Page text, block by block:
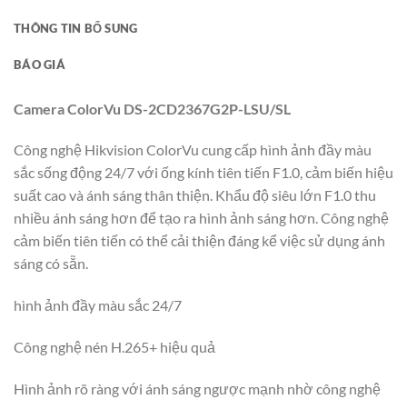
THÔNG TIN BỔ SUNG
BÁO GIÁ
Camera ColorVu DS-2CD2367G2P-LSU/SL
Công nghệ Hikvision ColorVu cung cấp hình ảnh đầy màu
sắc sống động 24/7 với ống kính tiên tiến F1.0, cảm biến hiệu
suất cao và ánh sáng thân thiện. Khẩu độ siêu lớn F1.0 thu
nhiều ánh sáng hơn để tạo ra hình ảnh sáng hơn. Công nghệ
cảm biến tiên tiến có thể cải thiện đáng kể việc sử dụng ánh
sáng có sẵn.
hình ảnh đầy màu sắc 24/7
Công nghệ nén H.265+ hiệu quả
Hình ảnh rõ ràng với ánh sáng ngược mạnh nhờ công nghệ